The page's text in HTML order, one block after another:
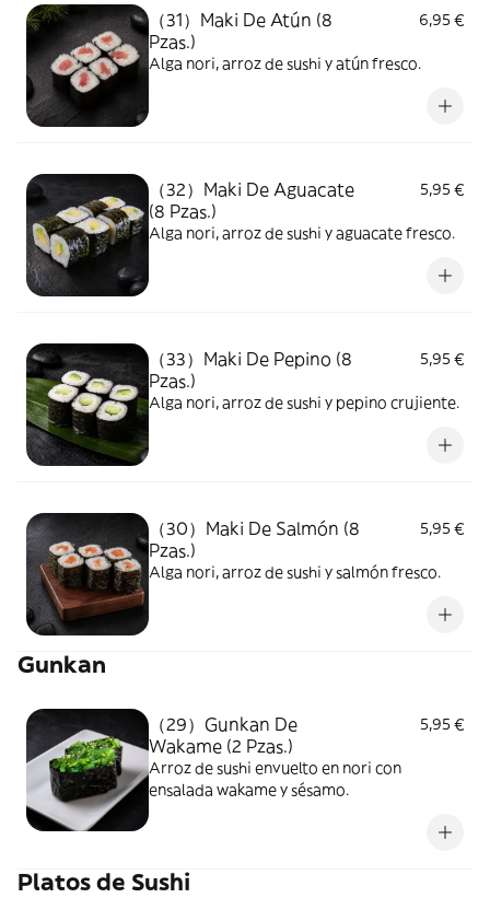
（31）Maki De Atún (8
Pzas.)
6,95 €
Alga nori, arroz de sushi y atún fresco.
（32）Maki De Aguacate
(8 Pzas.)
5,95 €
Alga nori, arroz de sushi y aguacate fresco.
（33）Maki De Pepino (8
Pzas.)
5,95 €
Alga nori, arroz de sushi y pepino crujiente.
（30）Maki De Salmón (8
Pzas.)
5,95 €
Alga nori, arroz de sushi y salmón fresco.
Gunkan
（29）Gunkan De
Wakame (2 Pzas.)
5,95 €
Arroz de sushi envuelto en nori con
ensalada wakame y sésamo.
Platos de Sushi